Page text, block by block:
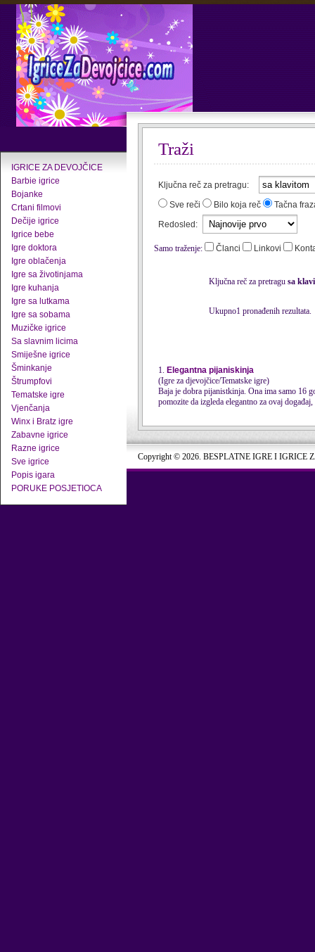
IGRICE ZA DEVOJČICE
Barbie igrice
Bojanke
Crtani filmovi
Dečije igrice
Igrice bebe
Igre doktora
Igre oblačenja
Igre sa životinjama
Igre kuhanja
Igre sa lutkama
Igre sa sobama
Muzičke igrice
Sa slavnim licima
Smiješne igrice
Šminkanje
Štrumpfovi
Tematske igre
Vjenčanja
Winx i Bratz igre
Zabavne igrice
Razne igrice
Sve igrice
Popis igara
PORUKE POSJETIOCA
Traži
Ključna reč za pretragu:
Sve reči
Bilo koja reč
Tačna
Redosled:
Samo traženje: Članci Linkovi
Ključna reč za pretragu sa
Ukupno1 pronađenih rezultata.
1. Elegantna pijaniskinja
(Igre za djevojčice/Tematske igre)
Baja je dobra pijanistkinja. Ona ima samo 16
pomozite da izgleda elegantno za ovaj
Copyright © 2026. BESPLATNE IGRE I IGRICE